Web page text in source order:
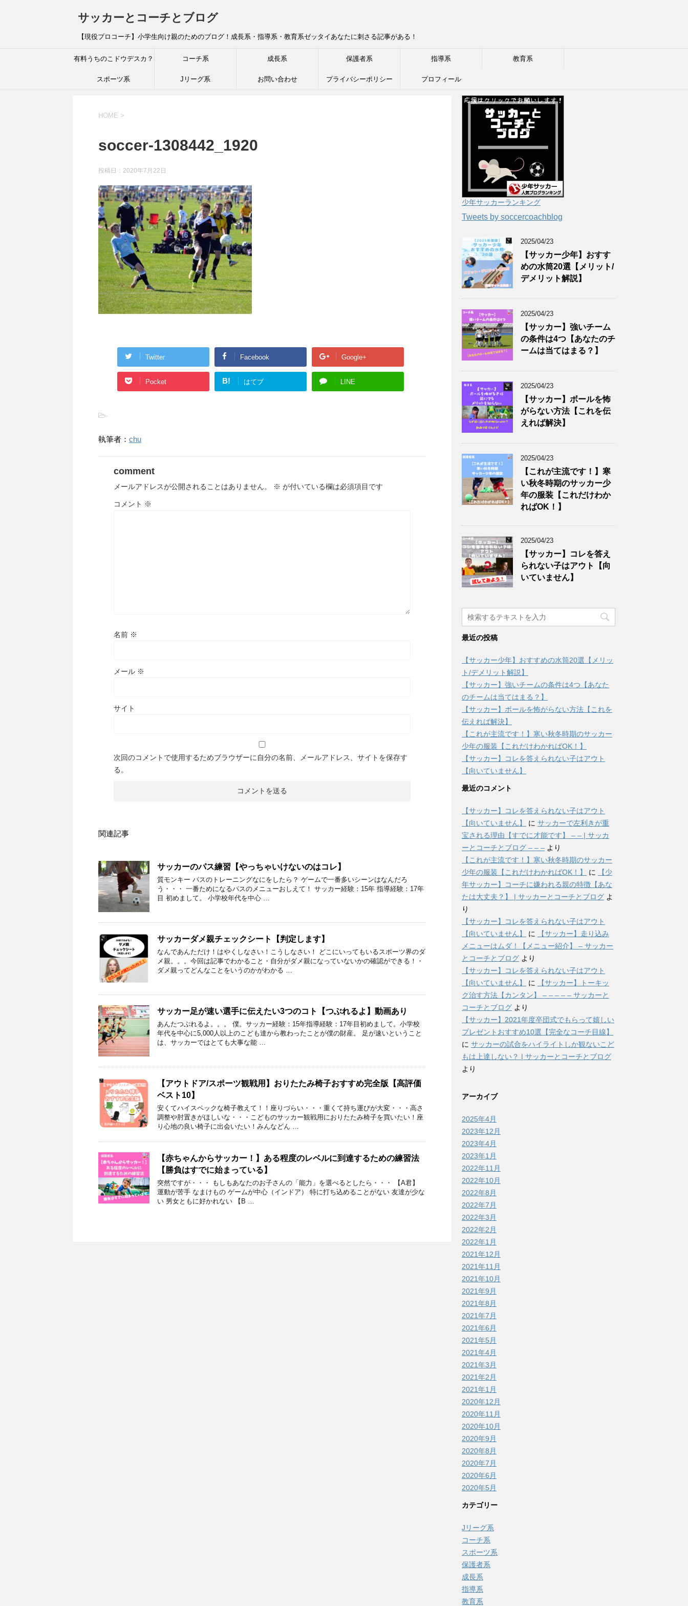
サッカーとコーチとブログ
【現役プロコーチ】小学生向け親のためのブログ！成長系・指導系・教育系ゼッタイあなたに刺さる記事がある！
有料うちのこドウデスカ？ コーチ系 成長系 保護者系 指導系 教育系
スポーツ系 Jリーグ系 お問い合わせ プライバシーポリシー プロフィール
HOME >
soccer-1308442_1920
投稿日： 2020年7月22日
Twitter Facebook Google+
Pocket B! はてブ LINE
-
執筆者： chu
comment
メールアドレスが公開されることはありません。 ※ が付いている欄は必須項目です
コメント ※
名前 ※
メール ※
サイト
次回のコメントで使用するためブラウザーに自分の名前、メールアドレス、サイトを保存す
る。
関連記事
サッカーのパス練習【やっちゃいけないのはコレ】
質モンキー パスのトレーニングなにをしたら？ ゲームで一番多いシーンはなんだろ
う・・・ 一番ためになるパスのメニューおしえて！ サッカー経験：15年 指導経験：17年
目 初めまして。 小学校年代を中心 …
サッカーダメ親チェックシート【判定します】
なんであんただけ！はやくしなさい！こうしなさい！ どこにいってもいるスポーツ界のダ
メ親。。。今回は記事でわかること・自分がダメ親になっていないかの確認ができる！・
ダメ親ってどんなことをいうのかがわかる …
サッカー足が速い選手に伝えたい3つのコト【つぶれるよ】動画あり
あんたつぶれるよ。。。 僕。サッカー経験：15年指導経験：17年目初めまして。小学校
年代を中心に5,000人以上のこども達から教わったことが僕の財産。 足が速いということ
は、サッカーではとても大事な能 …
【アウトドア/スポーツ観戦用】おりたたみ椅子おすすめ完全版【高評価
ベスト10】
安くてハイスペックな椅子教えて！！座りづらい・・・重くて持ち運びが大変・・・高さ
調整や肘置きがほしいな・・・こどものサッカー観戦用におりたたみ椅子を買いたい！座
り心地の良い椅子に出会いたい！みんなどん …
【赤ちゃんからサッカー！】ある程度のレベルに到達するための練習法
【勝負はすでに始まっている】
突然ですが・・・ もしもあなたのお子さんの「能力」を選べるとしたら・・・ 【A君】
運動が苦手 なまけもの ゲームが中心（インドア） 特に打ち込めることがない 友達が少な
い 男女ともに好かれない 【B …
少年サッカーランキング
Tweets by soccercoachblog
2025/04/23
【サッカー少年】おすす
めの水筒20選【メリット/
デメリット解説】
2025/04/23
【サッカー】強いチーム
の条件は4つ【あなたのチ
ームは当てはまる？】
2025/04/23
【サッカー】ボールを怖
がらない方法【これを伝
えれば解決】
2025/04/23
【これが主流です！】寒
い秋冬時期のサッカー少
年の服装【これだけわか
ればOK！】
2025/04/23
【サッカー】コレを答え
られない子はアウト【向
いていません】
最近の投稿
【サッカー少年】おすすめの水筒20選【メリッ
ト/デメリット解説】
【サッカー】強いチームの条件は4つ【あなた
のチームは当てはまる？】
【サッカー】ボールを怖がらない方法【これを
伝えれば解決】
【これが主流です！】寒い秋冬時期のサッカー
少年の服装【これだけわかればOK！】
【サッカー】コレを答えられない子はアウト
【向いていません】
最近のコメント
【サッカー】コレを答えられない子はアウト
【向いていません】
に サッカーで左利きが重
宝される理由【すでに才能です】 – – | サッカ
ーとコーチとブログ – – – より
【これが主流です！】寒い秋冬時期のサッカー
少年の服装【これだけわかればOK！】
に
【少
年サッカー】コーチに嫌われる親の特徴【あな
たは大丈夫？】 | サッカーとコーチとブログ よ
り
【サッカー】コレを答えられない子はアウト
【向いていません】
に
【サッカー】走り込み
メニューはムダ！【メニュー紹介】 – サッカー
とコーチとブログ より
【サッカー】コレを答えられない子はアウト
【向いていません】
に
【サッカー】トーキッ
ク治す方法【カンタン】 – – – – – サッカーと
コーチとブログ より
【サッカー】2021年度卒団式でもらって嬉しい
プレゼントおすすめ10選【完全なコーチ目線】
に サッカーの試合をハイライトしか観ないこど
もは上達しない？ | サッカーとコーチとブログ
より
アーカイブ
2025年4月
2023年12月
2023年4月
2023年1月
2022年11月
2022年10月
2022年8月
2022年7月
2022年3月
2022年2月
2022年1月
2021年12月
2021年11月
2021年10月
2021年9月
2021年8月
2021年7月
2021年6月
2021年5月
2021年4月
2021年3月
2021年2月
2021年1月
2020年12月
2020年11月
2020年10月
2020年9月
2020年8月
2020年7月
2020年6月
2020年5月
カテゴリー
Jリーグ系
コーチ系
スポーツ系
保護者系
成長系
指導系
教育系